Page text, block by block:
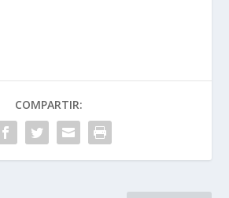
COMPARTIR: